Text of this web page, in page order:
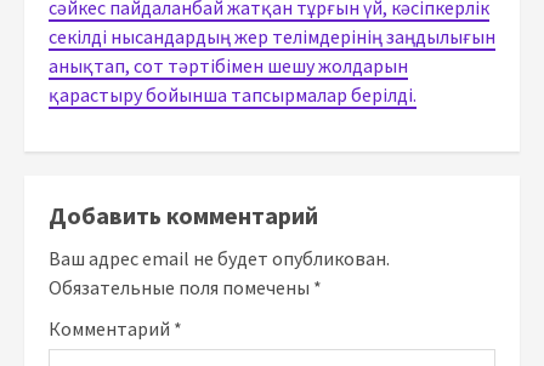
сәйкес пайдаланбай жатқан тұрғын үй, кәсіпкерлік
секілді нысандардың жер телімдерінің заңдылығын
анықтап, сот тәртібімен шешу жолдарын
қарастыру бойынша тапсырмалар берілді.
Добавить комментарий
Ваш адрес email не будет опубликован.
Обязательные поля помечены *
Комментарий *